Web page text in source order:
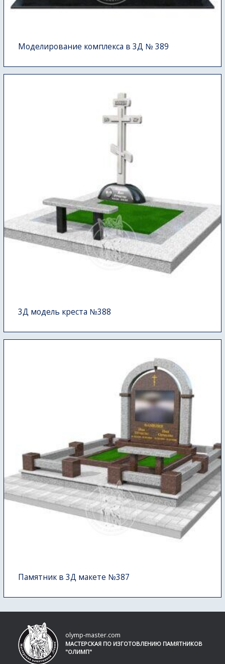
Моделирование комплекса в 3Д № 389
3Д модель креста №388
Памятник в 3Д макете №387
olymp-master.com
МАСТЕРСКАЯ ПО ИЗГОТОВЛЕНИЮ ПАМЯТНИКОВ
"ОЛИМП"